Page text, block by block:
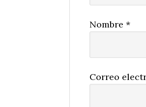
Nombre *
Correo